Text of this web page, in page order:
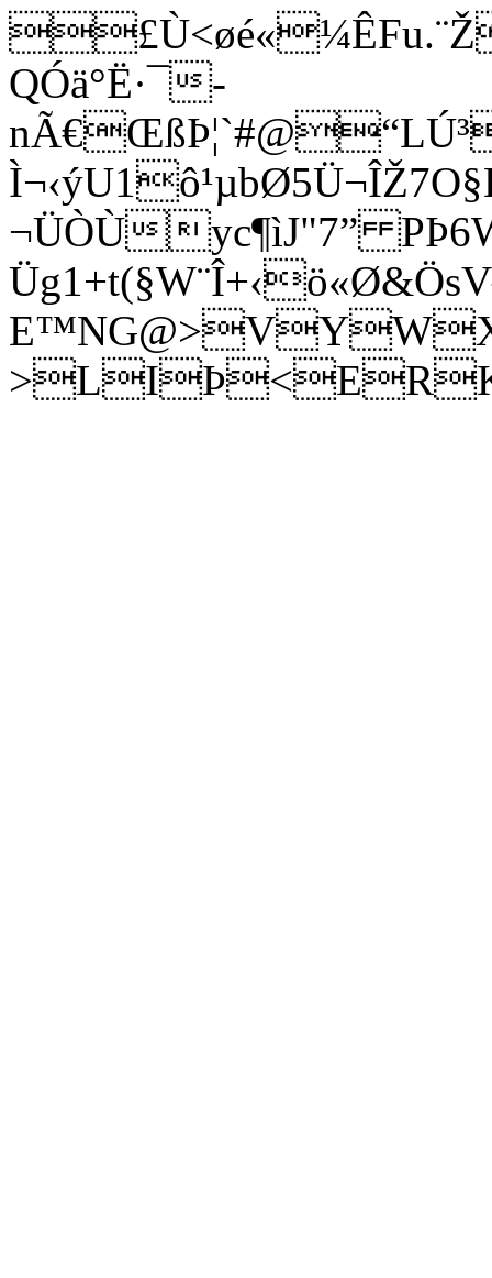
QÓä°Ë·¯-
¬ÜÒÙyc¶ìJ"7”